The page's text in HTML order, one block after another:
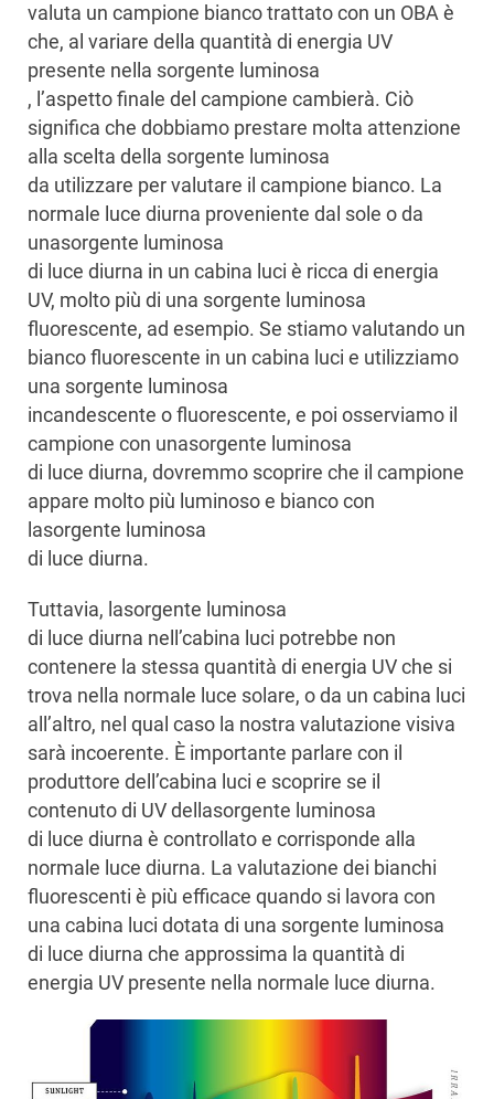
valuta un campione bianco trattato con un OBA è
che, al variare della quantità di energia UV
presente nella sorgente luminosa
, l’aspetto finale del campione cambierà. Ciò
significa che dobbiamo prestare molta attenzione
alla scelta della sorgente luminosa
da utilizzare per valutare il campione bianco. La
normale luce diurna proveniente dal sole o da
unasorgente luminosa
di luce diurna in un cabina luci è ricca di energia
UV, molto più di una sorgente luminosa
fluorescente, ad esempio. Se stiamo valutando un
bianco fluorescente in un cabina luci e utilizziamo
una sorgente luminosa
incandescente o fluorescente, e poi osserviamo il
campione con unasorgente luminosa
di luce diurna, dovremmo scoprire che il campione
appare molto più luminoso e bianco con
lasorgente luminosa
di luce diurna.
Tuttavia, lasorgente luminosa
di luce diurna nell’cabina luci potrebbe non
contenere la stessa quantità di energia UV che si
trova nella normale luce solare, o da un cabina luci
all’altro, nel qual caso la nostra valutazione visiva
sarà incoerente. È importante parlare con il
produttore dell’cabina luci e scoprire se il
contenuto di UV dellasorgente luminosa
di luce diurna è controllato e corrisponde alla
normale luce diurna. La valutazione dei bianchi
fluorescenti è più efficace quando si lavora con
una cabina luci dotata di una sorgente luminosa
di luce diurna che approssima la quantità di
energia UV presente nella normale luce diurna.